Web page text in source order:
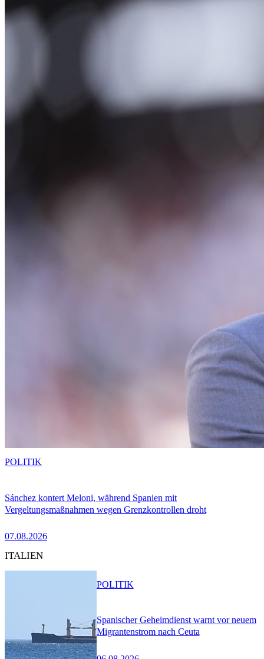
Sánchez kontert Meloni, während Spanien mit
Vergeltungsmaßnahmen wegen Grenzkontrollen droht
07.08.2026
POLITIK
ITALIEN
Spanischer Geheimdienst warnt vor neuem
Migrantenstrom nach Ceuta
POLITIK